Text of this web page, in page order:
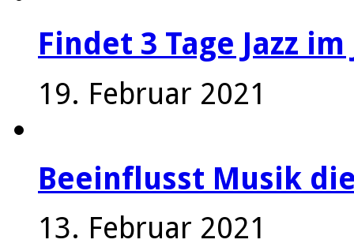
Findet 3 Tage Jazz
19. Februar 2021
Beeinflusst Musik
13. Februar 2021